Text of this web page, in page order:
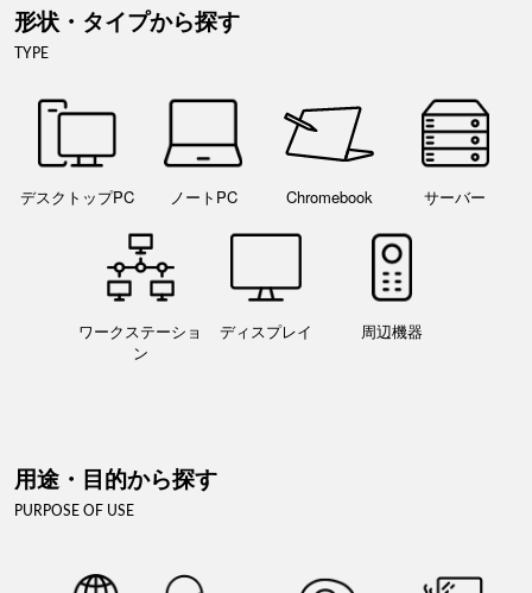
形状・タイプから探す
TYPE
デスクトップPC ノートPC Chromebook サーバー
ワークステーショ
ン
ディスプレイ 周辺機器
用途・目的から探す
PURPOSE OF USE